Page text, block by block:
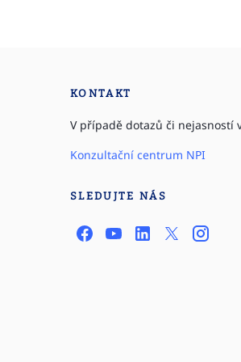
KONTAKT
V případě dotazů či nejasností
Konzultační centrum NPI
SLEDUJTE NÁS